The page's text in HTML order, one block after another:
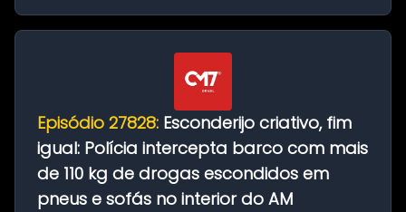
Episódio 27828: Esconderijo criativo, fim
igual: Polícia intercepta barco com mais
de 110 kg de drogas escondidos em
pneus e sofás no interior do AM